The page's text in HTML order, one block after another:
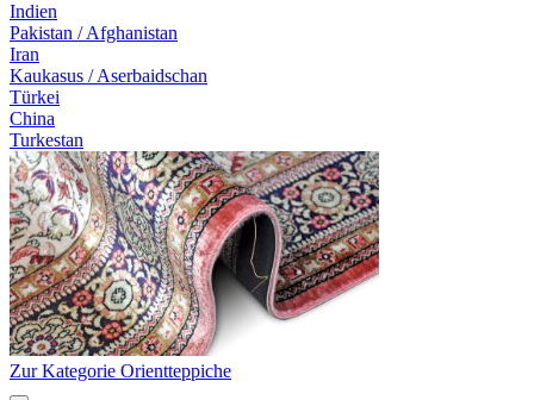
Indien
Pakistan / Afghanistan
Iran
Kaukasus / Aserbaidschan
Türkei
China
Turkestan
Zur Kategorie Orientteppiche